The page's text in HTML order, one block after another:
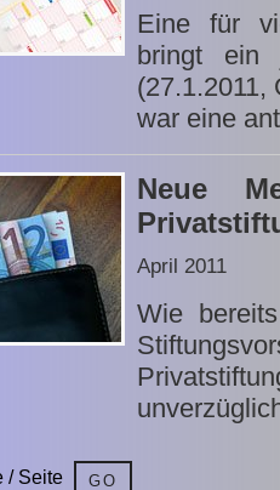
Eine für
bringt ein
(27.1.2011,
war eine
Neue
April 2011
Wie
/ Seite